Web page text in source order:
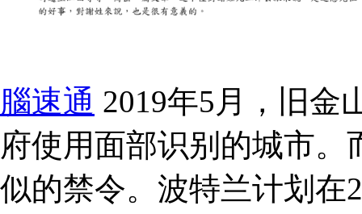
腦速通 2019年5月，旧金
府使用面部识别的城市
似的禁令。波特兰计划在